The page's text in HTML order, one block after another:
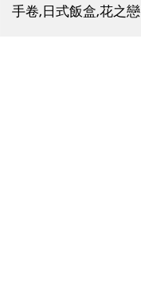
手卷,日式飯盒,花之戀